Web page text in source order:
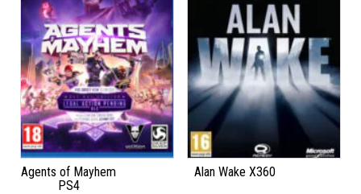
Agents of Mayhem
PS4
Alan Wake X360